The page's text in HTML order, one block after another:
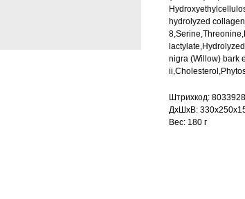
hydrolyzed
nigra (Willow) bark
Штрихкод:
ДxШxВ:
Вес: 180 г